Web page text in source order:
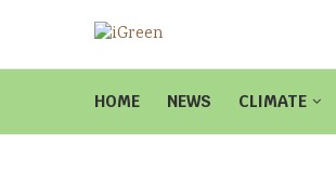
HOME NEWS CLIMATE